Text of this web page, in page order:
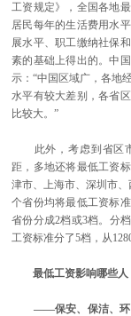
工资规定》，全国各地
居民每年的生活费用水
展水平、职工缴纳社保
素的基础上得出的。中
示：“中国区域广，各地
水平有较大差别，各省
比较大。”
此外，考虑到省区市
距，多地还将最低工资
津市、上海市、深圳市
个省份均将最低工资标
省份分成2档或3档。分
工资标准分了5档，从
最低工资影响哪些人
——保安、保洁、环